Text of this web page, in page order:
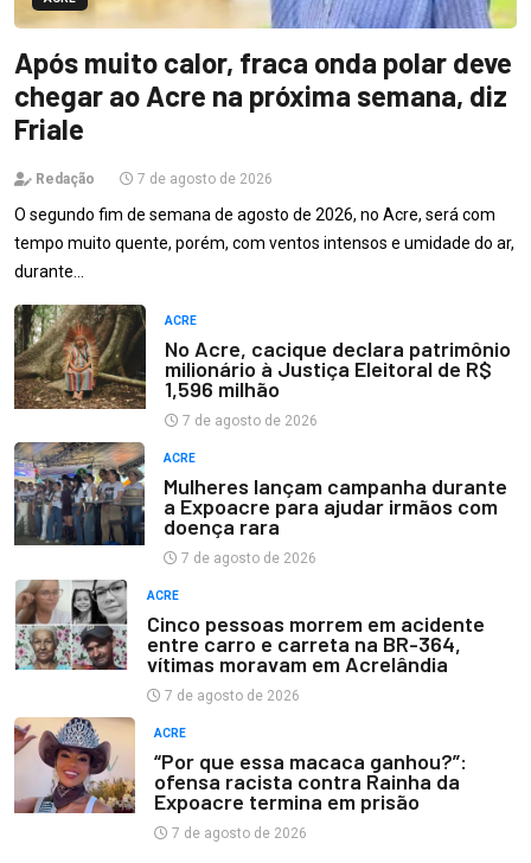
Após muito calor, fraca onda polar deve
chegar ao Acre na próxima semana, diz
Friale
Redação 7 de agosto de 2026
O segundo fim de semana de agosto de 2026, no Acre, será com
tempo muito quente, porém, com ventos intensos e umidade do ar,
durante…
ACRE
No Acre, cacique declara patrimônio
milionário à Justiça Eleitoral de R$
1,596 milhão
7 de agosto de 2026
ACRE
Mulheres lançam campanha durante
a Expoacre para ajudar irmãos com
doença rara
7 de agosto de 2026
ACRE
Cinco pessoas morrem em acidente
entre carro e carreta na BR-364,
vítimas moravam em Acrelândia
7 de agosto de 2026
ACRE
“Por que essa macaca ganhou?”:
ofensa racista contra Rainha da
Expoacre termina em prisão
7 de agosto de 2026